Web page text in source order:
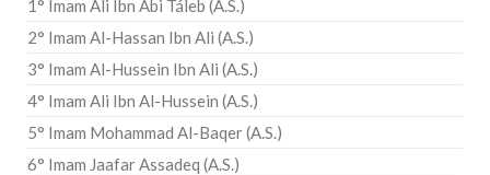
1° Imam Ali Ibn Abi Táleb (A.S.)
2° Imam Al-Hassan Ibn Ali (A.S.)
3° Imam Al-Hussein Ibn Ali (A.S.)
4° Imam Ali Ibn Al-Hussein (A.S.)
5° Imam Mohammad Al-Baqer (A.S.)
6° Imam Jaafar Assadeq (A.S.)